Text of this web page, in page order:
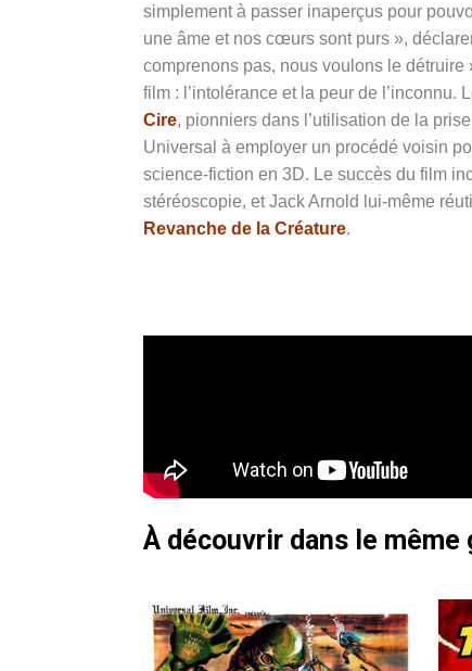
simplement à passer inaperçus pour
une âme et nos cœurs sont purs »,
comprenons pas, nous voulons le
film : l’intolérance et la peur de l’inconnu.
Cire, pionniers dans l’utilisation de la
Universal à employer un procédé voisin
science-fiction en 3D. Le succès du film
stéréoscopie, et Jack Arnold lui-même
Revanche de la Créature.
À découvrir dans le même